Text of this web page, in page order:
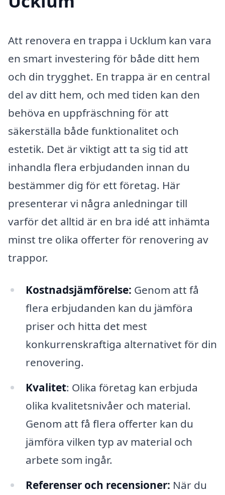
Att renovera en trappa i Ucklum kan vara
en smart investering för både ditt hem
och din trygghet. En trappa är en central
del av ditt hem, och med tiden kan den
behöva en uppfräschning för att
säkerställa både funktionalitet och
estetik. Det är viktigt att ta sig tid att
inhandla flera erbjudanden innan du
bestämmer dig för ett företag. Här
presenterar vi några anledningar till
varför det alltid är en bra idé att inhämta
minst tre olika offerter för renovering av
trappor.
Kostnadsjämförelse: Genom att få
flera erbjudanden kan du jämföra
priser och hitta det mest
konkurrenskraftiga alternativet för din
renovering.
Kvalitet: Olika företag kan erbjuda
olika kvalitetsnivåer och material.
Genom att få flera offerter kan du
jämföra vilken typ av material och
arbete som ingår.
Referenser och recensioner: När du